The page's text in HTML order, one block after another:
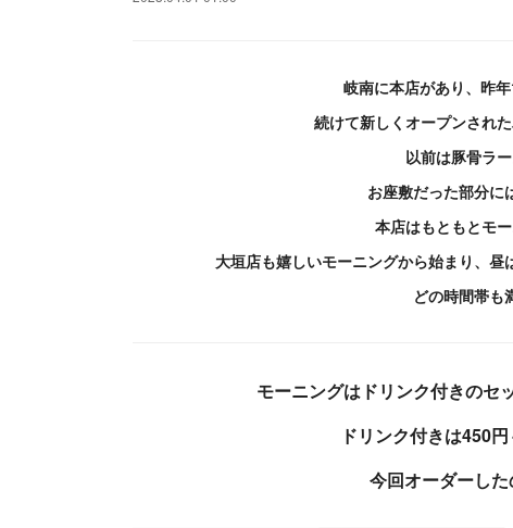
岐南に本店があり、昨
続けて新しくオープンされた
以前は豚骨ラ
お座敷だった部分に
本店はもともとモ
大垣店も嬉しいモーニングから始まり、昼
どの時間帯も
モーニングはドリンク付きのセ
ドリンク付きは450
今回オーダーし